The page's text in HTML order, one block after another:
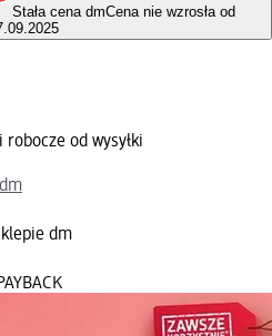
Stała cena dmCena nie wzrosła od
od wysyłki
dm